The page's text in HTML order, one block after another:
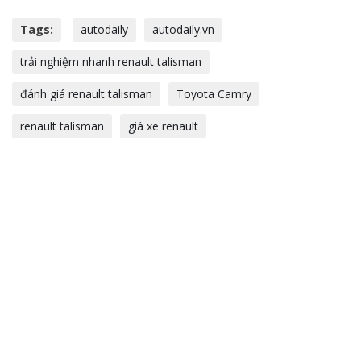
Tags: autodaily autodaily.vn
trải nghiệm nhanh renault talisman
đánh giá renault talisman Toyota Camry
renault talisman giá xe renault